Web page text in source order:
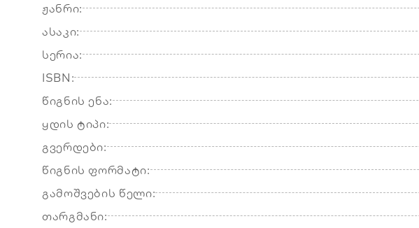
ჟანრი:
ასაკი:
სერია:
ISBN:
წიგნის ენა:
ყდის ტიპი:
გვერდები:
წიგნის ფორმატი:
გამოშვების წელი:
თარგმანი: